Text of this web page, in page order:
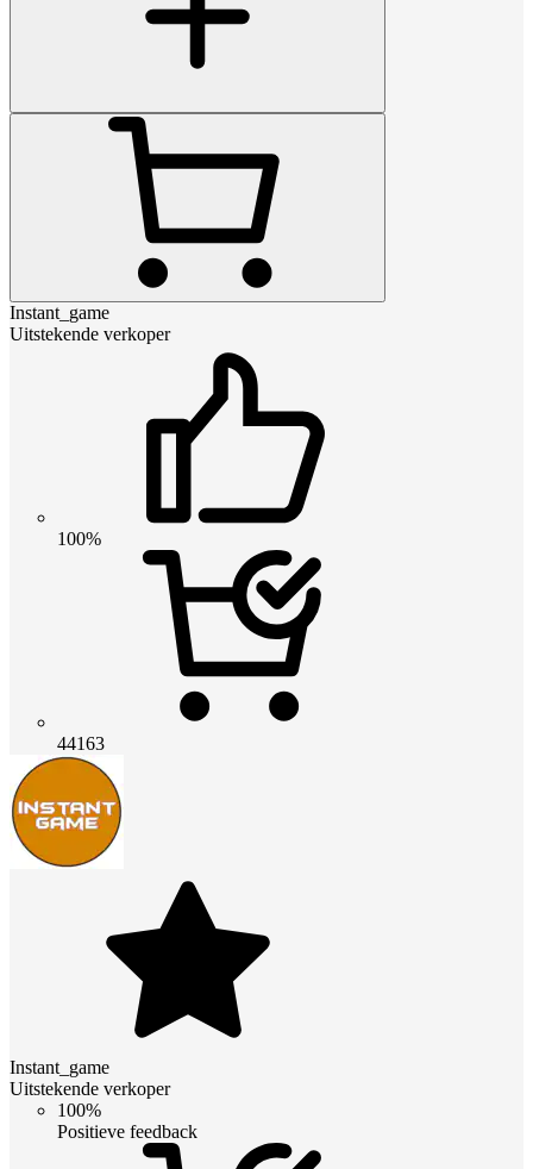
Instant_game
Uitstekende verkoper
100%
44163
Instant_game
Uitstekende verkoper
100%
Positieve feedback